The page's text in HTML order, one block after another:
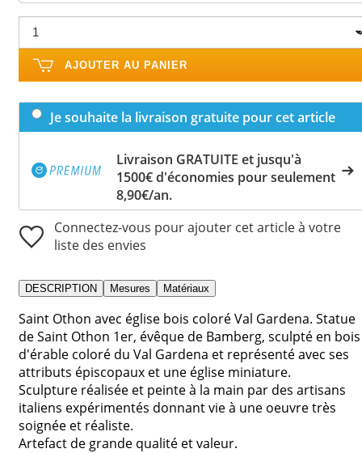
AJOUTER AU PANIER
Je souhaite la livraison gratuite pour cet article
Livraison GRATUITE et jusqu'à
1500€ d'économies pour seulement
8,90€/an.
Connectez-vous pour ajouter cet article à votre
liste des envies
DESCRIPTION Mesures Matériaux
Saint Othon avec église bois coloré Val Gardena. Statue
de Saint Othon 1er, évêque de Bamberg, sculpté en bois
d'érable coloré du Val Gardena et représenté avec ses
attributs épiscopaux et une église miniature.
Sculpture réalisée et peinte à la main par des artisans
italiens expérimentés donnant vie à une oeuvre très
soignée et réaliste.
Artefact de grande qualité et valeur.